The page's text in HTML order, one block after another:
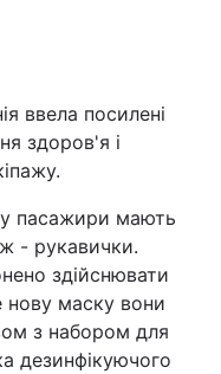
ввела посилені
здоров'я і
пасажири мають
- рукавички.
здійснювати
нову маску вони
з набором для
дезинфікуючого